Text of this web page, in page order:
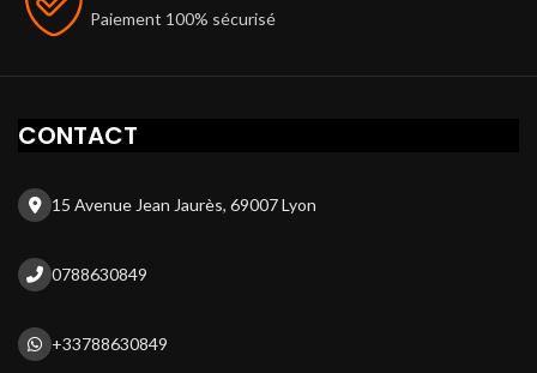
Paiement 100% sécurisé
CONTACT
15 Avenue Jean Jaurès, 69007 Lyon
0788630849
+33788630849